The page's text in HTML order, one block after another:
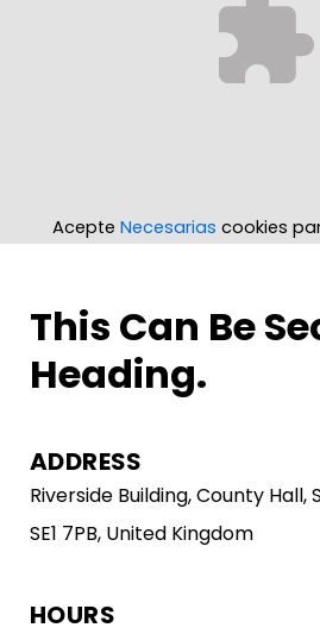
Acepte Necesarias cookies
This Can Be
Heading.
ADDRESS
Riverside Building, County Hall,
SE1 7PB, United Kingdom
HOURS